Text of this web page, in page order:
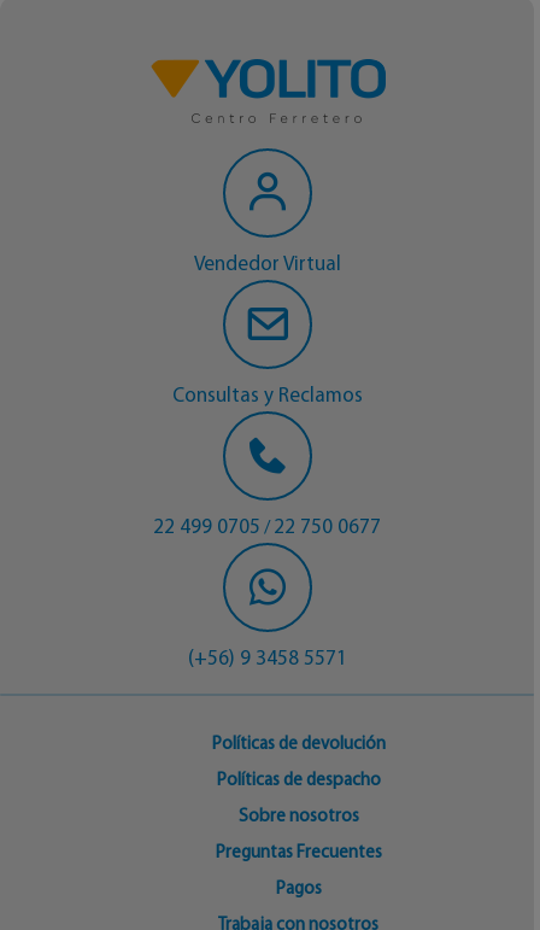
Vendedor Virtual
Consultas y Reclamos
22 499 0705 / 22 750 0677
(+56) 9 3458 5571
Políticas de devolución
Políticas de despacho
Sobre nosotros
Preguntas Frecuentes
Pagos
Trabaja con nosotros